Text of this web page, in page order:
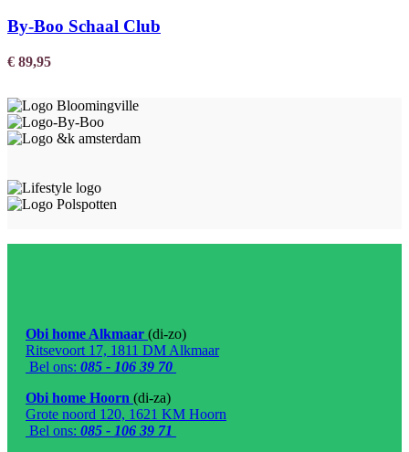
By-Boo Schaal Club
€ 89,95
Obi home Alkmaar (di-zo)
Ritsevoort 17, 1811 DM Alkmaar
Bel ons: 085 - 106 39 70
Obi home Hoorn (di-za)
Grote noord 120, 1621 KM Hoorn
Bel ons: 085 - 106 39 71